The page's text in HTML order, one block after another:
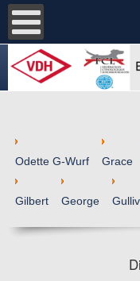
Odette G-Wurf Grace
Gilbert George